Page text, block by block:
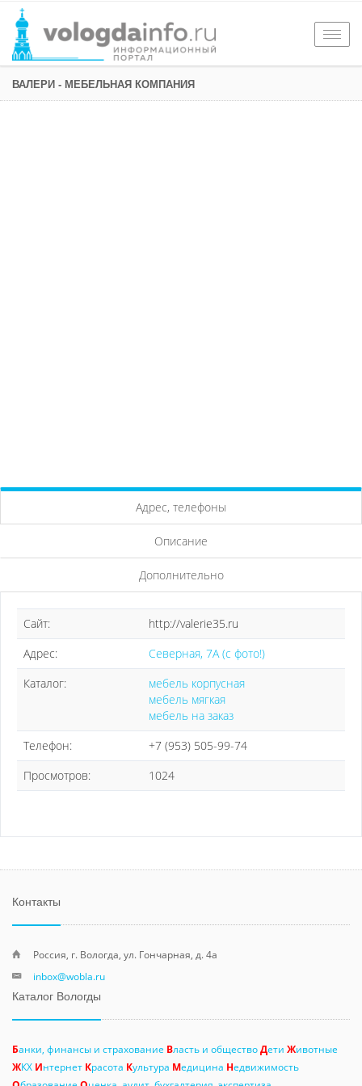
ВАЛЕРИ - МЕБЕЛЬНАЯ КОМПАНИЯ
Адрес, телефоны
Описание
Дополнительно
Сайт:
http://valerie35.ru
Адрес:
Северная, 7А (с фото!)
Каталог:
мебель корпусная
мебель мягкая
мебель на заказ
Телефон:
+7 (953) 505-99-74
Просмотров:
1024
Контакты
Россия, г. Вологда, ул. Гончарная, д. 4а
inbox@wobla.ru
Каталог Вологды
Банки, финансы и страхование Власть и обществоДети Животные
ЖКХ Интернет Красота Культура Медицина Недвижимость